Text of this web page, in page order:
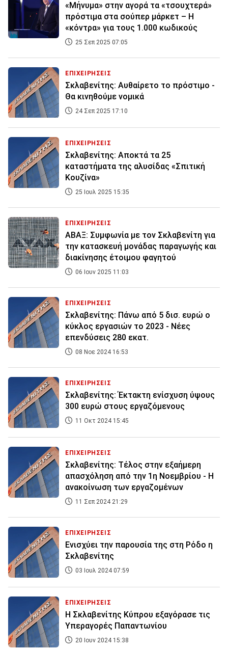
«Μήνυμα» στην αγορά τα «τσουχτερά»
πρόστιμα στα σούπερ μάρκετ – Η
«κόντρα» για τους 1.000 κωδικούς
25 Σεπ 2025 07:05
ΕΠΙΧΕΙΡΗΣΕΙΣ
Σκλαβενίτης: Αυθαίρετο το πρόστιμο -
Θα κινηθούμε νομικά
24 Σεπ 2025 17:10
ΕΠΙΧΕΙΡΗΣΕΙΣ
Σκλαβενίτης: Αποκτά τα 25
καταστήματα της αλυσίδας «Σπιτική
Κουζίνα»
25 Ιουλ 2025 15:35
ΕΠΙΧΕΙΡΗΣΕΙΣ
ΑΒΑΞ: Συμφωνία με τον Σκλαβενίτη για
την κατασκευή μονάδας παραγωγής και
διακίνησης έτοιμου φαγητού
06 Ιουν 2025 11:03
ΕΠΙΧΕΙΡΗΣΕΙΣ
Σκλαβενίτης: Πάνω από 5 δισ. ευρώ ο
κύκλος εργασιών το 2023 - Νέες
επενδύσεις 280 εκατ.
08 Νοε 2024 16:53
ΕΠΙΧΕΙΡΗΣΕΙΣ
Σκλαβενίτης: Έκτακτη ενίσχυση ύψους
300 ευρώ στους εργαζόμενους
11 Οκτ 2024 15:45
ΕΠΙΧΕΙΡΗΣΕΙΣ
Σκλαβενίτης: Τέλος στην εξαήμερη
απασχόληση από την 1η Νοεμβρίου - Η
ανακοίνωση των εργαζομένων
11 Σεπ 2024 21:29
ΕΠΙΧΕΙΡΗΣΕΙΣ
Ενισχύει την παρουσία της στη Ρόδο η
Σκλαβενίτης
03 Ιουλ 2024 07:59
ΕΠΙΧΕΙΡΗΣΕΙΣ
Η Σκλαβενίτης Κύπρου εξαγόρασε τις
Υπεραγορές Παπαντωνίου
20 Ιουν 2024 15:38